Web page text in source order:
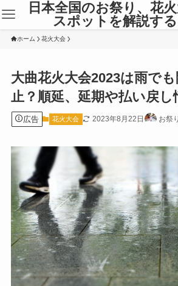
日本全国のお祭り、花
スポットを解説す
ホーム 花火大会
大曲花火大会2023は雨で
止？順延、延期や払い戻し
広告 花火大会 2023年8月22日 お祭